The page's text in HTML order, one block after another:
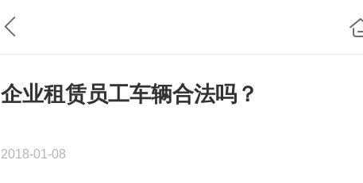
企业租赁员工车辆合法吗？
2018-01-08